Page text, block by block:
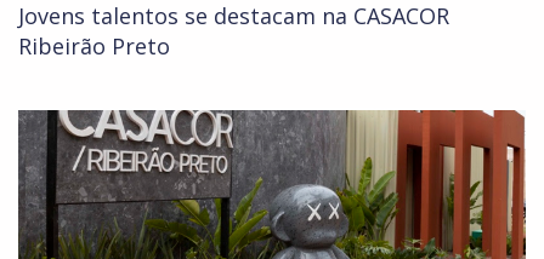
Jovens talentos se destacam na CASACOR
Ribeirão Preto